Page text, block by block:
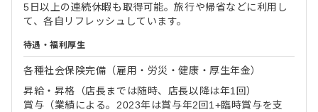
5日以上の連続休暇も取得可能。旅行や帰省などに利用し
て、各自リフレッシュしています。
待遇・福利厚生
各種社会保険完備（雇用・労災・健康・厚生年金）
昇給・昇格（店長までは随時、店長以降は年1回）
賞与（業績による。2023年は賞与年2回1+臨時賞与を支